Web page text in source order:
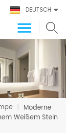
DEUTSCH
| Moderne
Weißem Stein